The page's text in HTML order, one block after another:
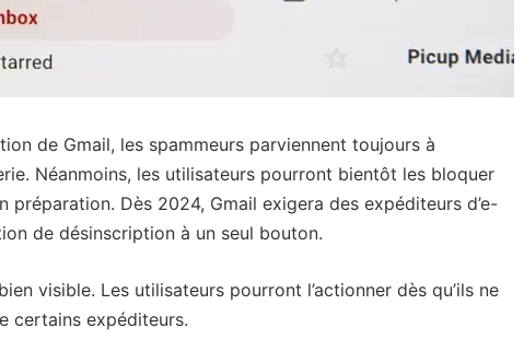
de Gmail, les spammeurs parviennent toujours à
Néanmoins, les utilisateurs pourront bientôt les bloquer
Dès 2024, Gmail exigera des expéditeurs d’e-
de désinscription à un seul bouton.
visible. Les utilisateurs pourront l’actionner dès qu’ils ne
certains expéditeurs.